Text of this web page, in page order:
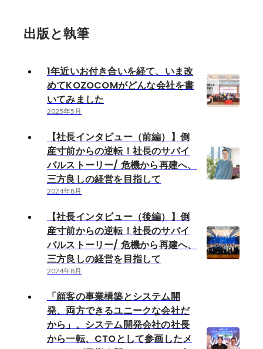
出版と執筆
1年近いお付き合いを経て、いま改
めてKOZOCOMがどんな会社を書
いてみました
2025年5月
【社長インタビュー（前編）】倒
産寸前からの逆転！社長のサバイ
バルストーリー/ 危機から再建へ、
三方良しの経営を目指して
2024年8月
【社長インタビュー（後編）】倒
産寸前からの逆転！社長のサバイ
バルストーリー/ 危機から再建へ、
三方良しの経営を目指して
2024年8月
「顧客の事業構築とシステム開
発、両方できるユニークな会社だ
から」。システム開発会社の社長
から一転、CTOとして参画したメ